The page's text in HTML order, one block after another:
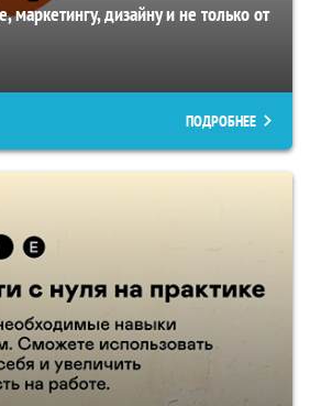
маркетингу, дизайну и не только от
ПОДРОБНЕЕ